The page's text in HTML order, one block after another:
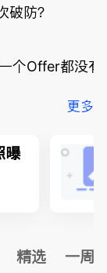
防？
个Offer都没有
更多
曝
精选 一周